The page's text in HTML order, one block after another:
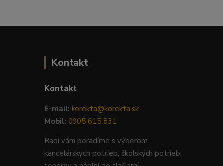
Kontakt
Kontakt
E-mail: korekta@korekta.sk
Mobil: 0905 615 831
Radi vám poradíme s výberom
kancelárskych potrieb, školských potrieb,